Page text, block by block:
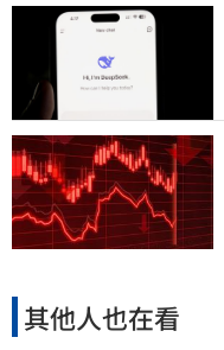
其他人也在看